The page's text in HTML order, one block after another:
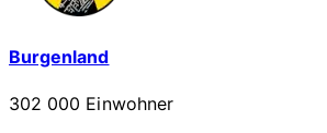
Burgenland
302 000 Einwohner